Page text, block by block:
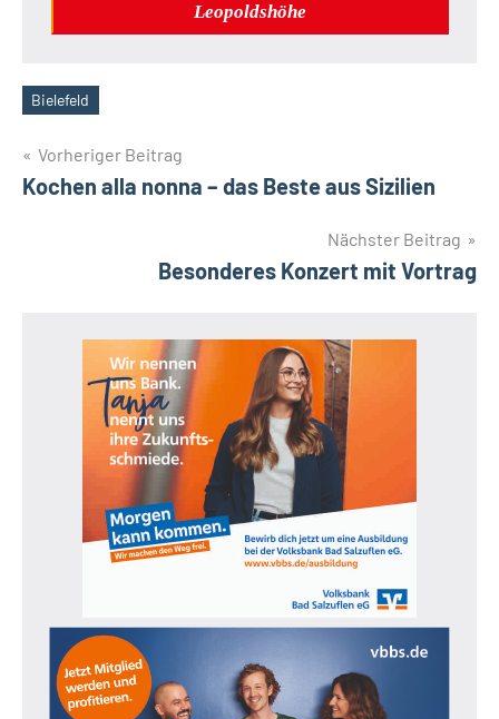
Leopoldshöhe
Schlagwörter
Bielefeld
Beitragsnavigation
Vorheriger Beitrag
Kochen alla nonna – das Beste aus Sizilien
Nächster Beitrag
Besonderes Konzert mit Vortrag